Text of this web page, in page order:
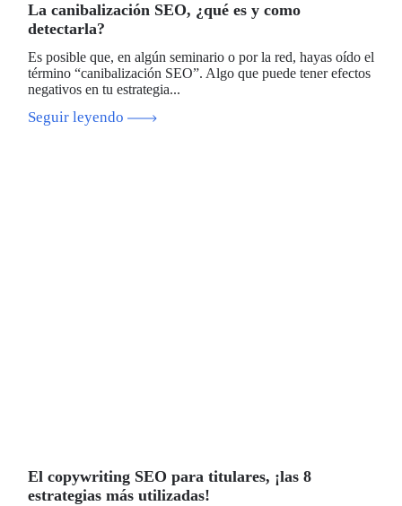
La canibalización SEO, ¿qué es y como
detectarla?
Es posible que, en algún seminario o por la red, hayas oído el
término “canibalización SEO”. Algo que puede tener efectos
negativos en tu estrategia...
Seguir leyendo
El copywriting SEO para titulares, ¡las 8
estrategias más utilizadas!